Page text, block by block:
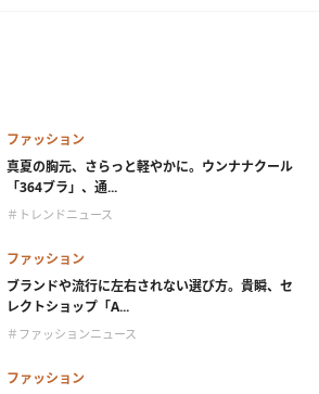
ファッション
真夏の胸元、さらっと軽やかに。ウンナナクール
「364ブラ」、通...
＃トレンドニュース
ファッション
ブランドや流行に左右されない選び方。貴瞬、セ
レクトショップ「A...
＃ファッションニュース
ファッション